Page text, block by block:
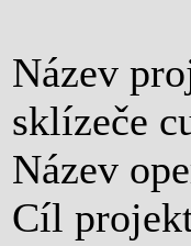
Název
sklízeče
Název
Cíl